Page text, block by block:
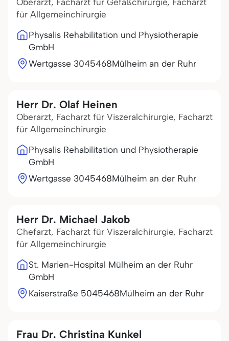
Oberarzt, Facharzt für Gefäßchirurgie, Facharzt
für Allgemeinchirurgie
Physalis Rehabilitation und Physiotherapie
GmbH
Wertgasse 3045468Mülheim an der Ruhr
Herr Dr. Olaf Heinen
Oberarzt, Facharzt für Viszeralchirurgie, Facharzt
für Allgemeinchirurgie
Physalis Rehabilitation und Physiotherapie
GmbH
Wertgasse 3045468Mülheim an der Ruhr
Herr Dr. Michael Jakob
Chefarzt, Facharzt für Viszeralchirurgie, Facharzt
für Allgemeinchirurgie
St. Marien-Hospital Mülheim an der Ruhr
GmbH
Kaiserstraße 5045468Mülheim an der Ruhr
Frau Dr. Christina Kunkel